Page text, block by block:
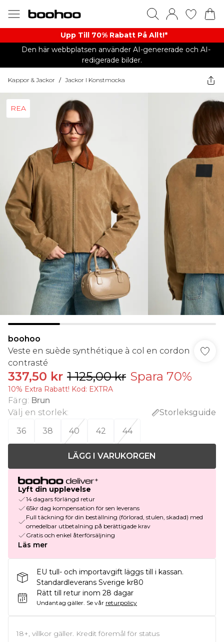
Upp Till 70% Rabatt På Allt!*
Den här webbplatsen använder AI-genererade och AI-
redigerade bilder.
Kappor & Jackor / Jackor I Konstmocka
REA
boohoo
Veste en suède synthétique à col en cordon
contrasté
337,50 kr 1 125,00 kr Spara 70%
10% Extra Rabatt! Kod: EXTRA
Färg: Brun
Välj en storlek:
Storleksguide
36
38 40 42 44
LÄGG I VARUKORGEN
Lyft din upplevelse
14 dagars förlängd retur
65kr dag kompensation för sen leverans
Full täckning för din beställning (förlorad, stulen, skadad) med
omedelbar utbetalning på berättigade krav
Gratis och enkel återförsäljning
Läs mer
EU tull- och importavgift läggs till i kassan.
Standardleverans Sverige kr80
Rätt till retur inom 28 dagar
Undantag gäller. Se vår returpolicy
18+, villkor gäller. Kredit föremål för status